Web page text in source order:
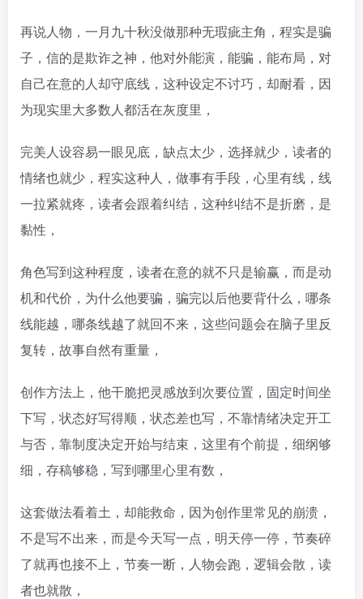
再说人物，一月九十秋没做那种无瑕疵主角，程实是骗
子，信的是欺诈之神，他对外能演，能骗，能布局，对
自己在意的人却守底线，这种设定不讨巧，却耐看，因
为现实里大多数人都活在灰度里，
完美人设容易一眼见底，缺点太少，选择就少，读者的
情绪也就少，程实这种人，做事有手段，心里有线，线
一拉紧就疼，读者会跟着纠结，这种纠结不是折磨，是
黏性，
角色写到这种程度，读者在意的就不只是输赢，而是动
机和代价，为什么他要骗，骗完以后他要背什么，哪条
线能越，哪条线越了就回不来，这些问题会在脑子里反
复转，故事自然有重量，
创作方法上，他干脆把灵感放到次要位置，固定时间坐
下写，状态好写得顺，状态差也写，不靠情绪决定开工
与否，靠制度决定开始与结束，这里有个前提，细纲够
细，存稿够稳，写到哪里心里有数，
这套做法看着土，却能救命，因为创作里常见的崩溃，
不是写不出来，而是今天写一点，明天停一停，节奏碎
了就再也接不上，节奏一断，人物会跑，逻辑会散，读
者也就散，